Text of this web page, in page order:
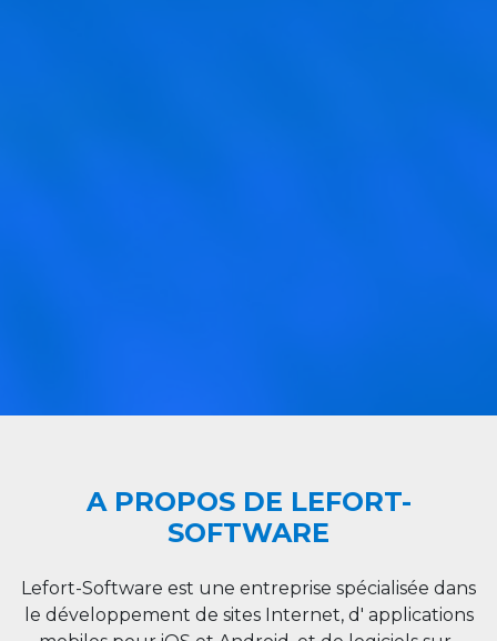
A PROPOS DE LEFORT-
SOFTWARE
Lefort-Software est une entreprise spécialisée dans
le développement de sites Internet, d' applications